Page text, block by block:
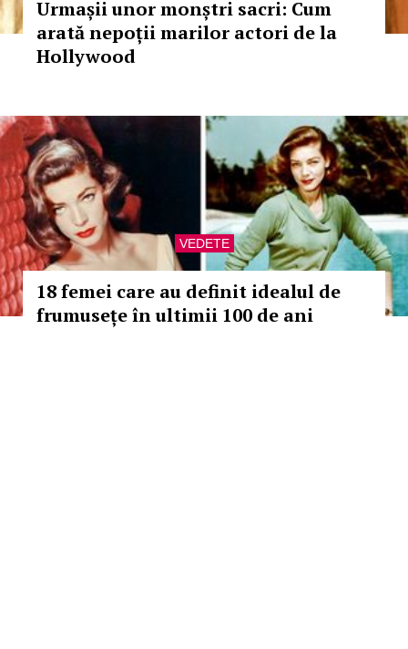
Urmașii unor monștri sacri: Cum
arată nepoții marilor actori de la
Hollywood
VEDETE
18 femei care au definit idealul de
frumusețe în ultimii 100 de ani